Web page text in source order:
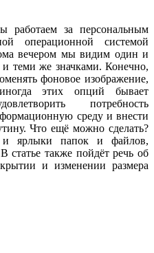
работаем за персональным
операционной системой
вечером мы видим один и
теми же значками. Конечно,
фоновое изображение,
этих опций бывает
потребность
среду и внести
Что ещё можно сделать?
и ярлыки папок и файлов,
статье также пойдёт речь об
и изменении размера